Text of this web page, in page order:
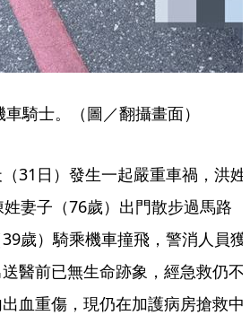
騎士。（圖／翻攝畫面）
31日）發生一起嚴重車禍，洪姓
妻子（76歲）出門散步過馬路
歲）騎乘機車撞飛，警消人員獲
醫前已無生命跡象，經急救仍不
血重傷，現仍在加護病房搶救中